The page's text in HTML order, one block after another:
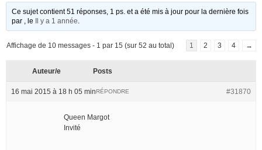
Ce sujet contient 51 réponses, 1 ps. et a été mis à jour pour la dernière fois
par
, le Il y a 1 année
Affichage de 10 messages - 1 par 15 (sur 52 au total) 1 2 3 4 →
Auteur/e Posts
16 mai 2015 à 18 h 05 min #31870
RÉPONDRE
Queen Margot
Invité